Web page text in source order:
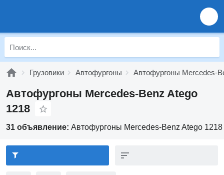
Грузовики Автофургоны Автофургоны Mercedes-
Автофургоны Mercedes-Benz Atego
1218
31 объявление: Автофургоны Mercedes-Benz Atego 1218